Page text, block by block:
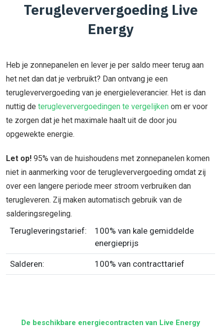
Terugleververgoeding Live
Energy
Heb je zonnepanelen en lever je per saldo meer terug aan
het net dan dat je verbruikt? Dan ontvang je een
terugleververgoeding van je energieleverancier. Het is dan
nuttig de terugleververgoedingen te vergelijken om er voor
te zorgen dat je het maximale haalt uit de door jou
opgewekte energie.
Let op! 95% van de huishoudens met zonnepanelen komen
niet in aanmerking voor de terugleververgoeding omdat zij
over een langere periode meer stroom verbruiken dan
terugleveren. Zij maken automatisch gebruik van de
salderingsregeling.
Terugleveringstarief:
100% van kale gemiddelde
energieprijs
Salderen: 100% van contracttarief
De beschikbare energiecontracten van Live Energy